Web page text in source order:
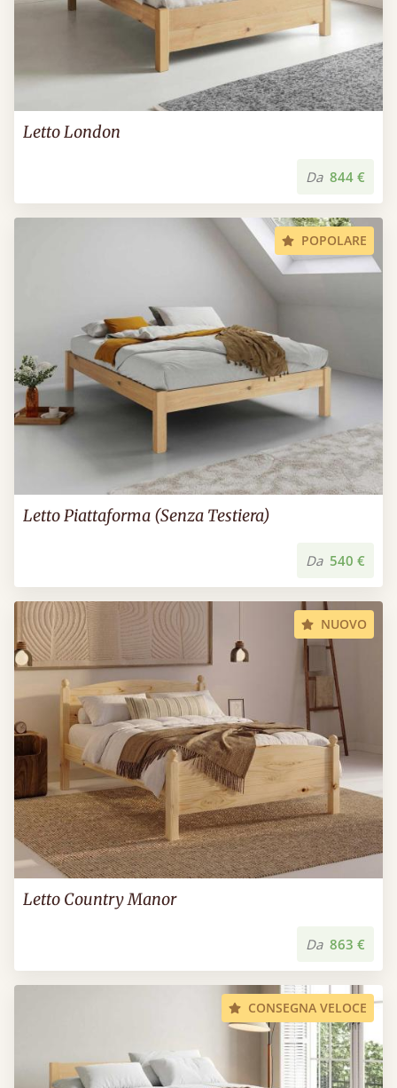
Letto London
Da 844 €
POPOLARE
Letto Piattaforma (Senza Testiera)
Da 540 €
NUOVO
Letto Country Manor
Da 863 €
CONSEGNA VELOCE